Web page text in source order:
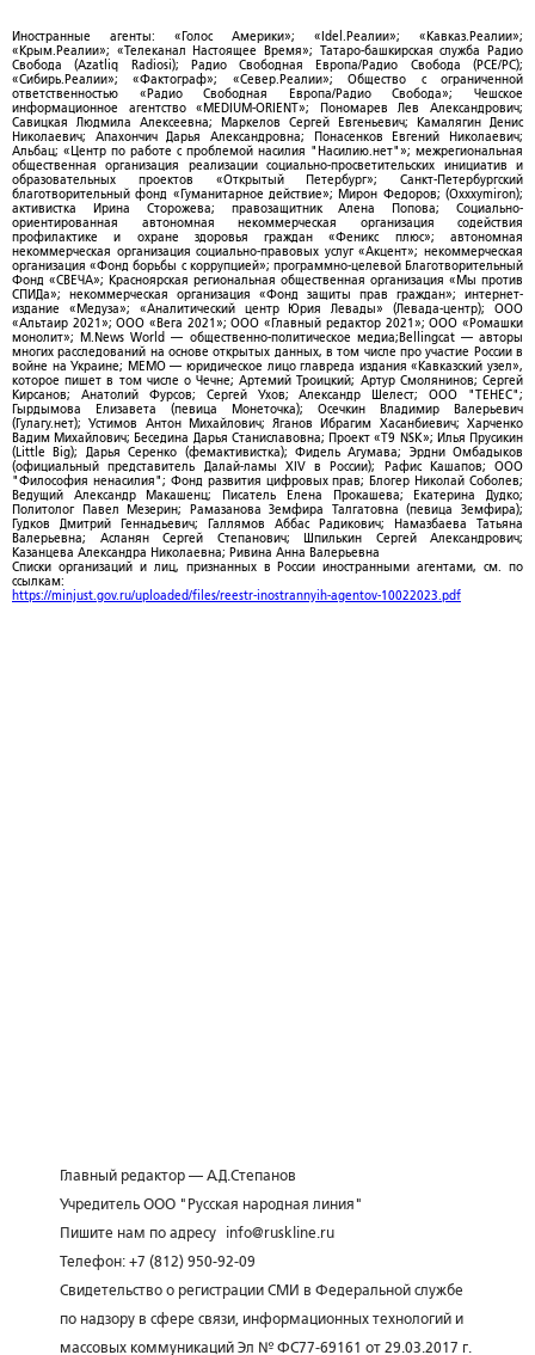
Иностранные агенты: «Голос Америки»; «Idel.Реалии»; «Кавказ.Реалии»;
«Крым.Реалии»; «Телеканал Настоящее Время»; Татаро-башкирская служба Радио
Свобода (Azatliq Radiosi); Радио Свободная Европа/Радио Свобода (PCE/PC);
«Сибирь.Реалии»; «Фактограф»; «Север.Реалии»; Общество с ограниченной
ответственностью «Радио Свободная Европа/Радио Свобода»; Чешское
информационное агентство «MEDIUM-ORIENT»; Пономарев Лев Александрович;
Савицкая Людмила Алексеевна; Маркелов Сергей Евгеньевич; Камалягин Денис
Николаевич; Апахончич Дарья Александровна; Понасенков Евгений Николаевич;
Альбац; «Центр по работе с проблемой насилия "Насилию.нет"»; межрегиональная
общественная организация реализации социально-просветительских инициатив и
образовательных проектов «Открытый Петербург»; Санкт-Петербургский
благотворительный фонд «Гуманитарное действие»; Мирон Федоров; (Oxxxymiron);
активистка Ирина Сторожева; правозащитник Алена Попова; Социально-
ориентированная автономная некоммерческая организация содействия
профилактике и охране здоровья граждан «Феникс плюс»; автономная
некоммерческая организация социально-правовых услуг «Акцент»; некоммерческая
организация «Фонд борьбы с коррупцией»; программно-целевой Благотворительный
Фонд «СВЕЧА»; Красноярская региональная общественная организация «Мы против
СПИДа»; некоммерческая организация «Фонд защиты прав граждан»; интернет-
издание «Медуза»; «Аналитический центр Юрия Левады» (Левада-центр); ООО
«Альтаир 2021»; ООО «Вега 2021»; ООО «Главный редактор 2021»; ООО «Ромашки
монолит»; M.News World — общественно-политическое медиа;Bellingcat — авторы
многих расследований на основе открытых данных, в том числе про участие России в
войне на Украине; МЕМО — юридическое лицо главреда издания «Кавказский узел»,
которое пишет в том числе о Чечне; Артемий Троицкий; Артур Смолянинов; Сергей
Кирсанов; Анатолий Фурсов; Сергей Ухов; Александр Шелест; ООО "ТЕНЕС";
Гырдымова Елизавета (певица Монеточка); Осечкин Владимир Валерьевич
(Гулагу.нет); Устимов Антон Михайлович; Яганов Ибрагим Хасанбиевич; Харченко
Вадим Михайлович; Беседина Дарья Станиславовна; Проект «T9 NSK»; Илья Прусикин
(Little Big); Дарья Серенко (фемактивистка); Фидель Агумава; Эрдни Омбадыков
(официальный представитель Далай-ламы XIV в России); Рафис Кашапов; ООО
"Философия ненасилия"; Фонд развития цифровых прав; Блогер Николай Соболев;
Ведущий Александр Макашенц; Писатель Елена Прокашева; Екатерина Дудко;
Политолог Павел Мезерин; Рамазанова Земфира Талгатовна (певица Земфира);
Гудков Дмитрий Геннадьевич; Галлямов Аббас Радикович; Намазбаева Татьяна
Валерьевна; Асланян Сергей Степанович; Шпилькин Сергей Александрович;
Казанцева Александра Николаевна; Ривина Анна Валерьевна
Списки организаций и лиц, признанных в России иностранными агентами, см. по
ссылкам:
https://minjust.gov.ru/uploaded/files/reestr-inostrannyih-agentov-10022023.pdf
Главный редактор — А.Д.Степанов
Учредитель ООО "Русская народная линия"
Пишите нам по адресу
info@ruskline.ru
Телефон: +7 (812) 950-92-09
Свидетельство о регистрации СМИ в Федеральной службе
по надзору в сфере связи, информационных технологий и
массовых коммуникаций Эл № ФС77-69161 от 29.03.2017 г.